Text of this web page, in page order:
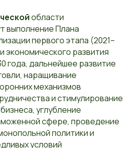
области
выполнение Плана
первого этапа (2021–
экономического развития
года, дальнейшее развитие
наращивание
механизмов
и стимулирование
углубление
сфере, проведение
политики и
условий